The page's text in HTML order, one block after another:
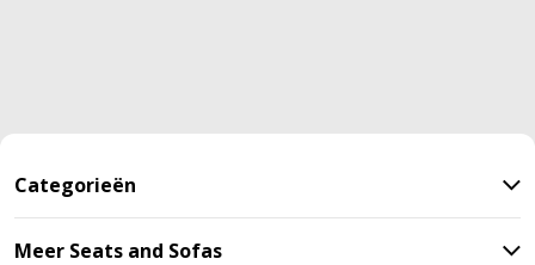
Categorieën
Meer Seats and Sofas